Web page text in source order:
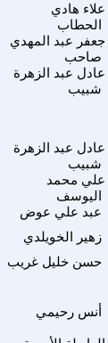
علاء هادي
الحطاب
جعفر عبد المهدي
صاحب
عادل عبد الزهرة
شبيب
عادل عبد الزهرة
شبيب
علي محمد
اليوسف
عبد علي عوض
زهير الخويلدي
حسن خليل غريب
أنس رحيمي